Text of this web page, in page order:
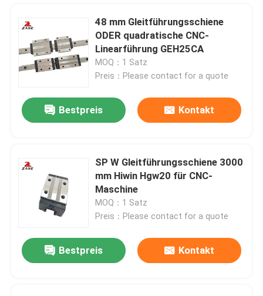
Startseite
48 mm Gleitführungsschiene
ODER quadratische CNC-
Linearführung GEH25CA
MOQ：1 Satz
Preis：Please contact for a quote
Bestpreis Kontakt
SP W Gleitführungsschiene 3000
mm Hiwin Hgw20 für CNC-
Maschine
MOQ：1 Satz
Preis：Please contact for a quote
Bestpreis Kontakt